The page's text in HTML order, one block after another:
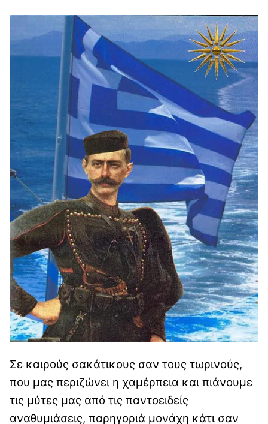
Σε καιρούς σακάτικους σαν τους τωρινούς,
που μας περιζώνει η χαμέρπεια και πιάνουμε
τις μύτες μας από τις παντοειδείς
αναθυμιάσεις, παρηγοριά μονάχη κάτι σαν